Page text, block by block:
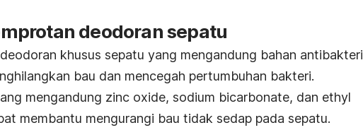
deodoran sepatu
khusus sepatu yang mengandung bahan antibakteri
bau dan mencegah pertumbuhan bakteri.
mengandung zinc oxide, sodium bicarbonate, dan ethyl
membantu mengurangi bau tidak sedap pada sepatu.